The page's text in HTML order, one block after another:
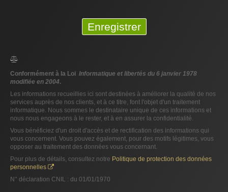
Enregistrer
Conformément à la Loi Informatique et libertés du 6 janvier 1978
modifiée en 2004.
Les informations recueillies ici sont destinées à améliorer la qualité de nos
services auprès de nos clients, et à ce titre, font l'objet d'un traitement
informatique. Nous sommes le destinataire unique de ces informations et
nous nous engageons à le rester, et à en assurer la confidentialité.
Vous bénéficiez d'un droit d'accès et de rectification des informations qui
vous concernent. Vous pouvez également, pour des motifs légitimes, vous
opposer au traitement des données vous concernant.
Pour plus de détails, consultez notre Politique de protection des données
personnelles
N° déclaration CNIL : du 01/01/1970